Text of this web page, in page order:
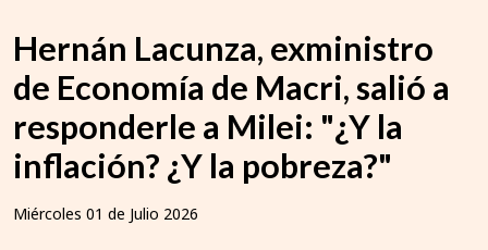
Hernán Lacunza, exministro
de Economía de Macri, salió a
responderle a Milei: "¿Y la
inflación? ¿Y la pobreza?"
Miércoles 01 de Julio 2026